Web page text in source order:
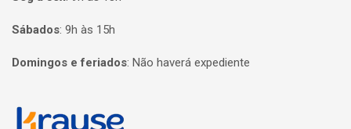
Sábados: 9h às 15h
Domingos e feriados: Não haverá expediente
Página inicial